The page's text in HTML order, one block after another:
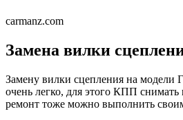
carmanz.com
Замена вилки
Замену вилки сцепления на модели
очень легко, для этого КПП снимать
ремонт тоже можно выполнить